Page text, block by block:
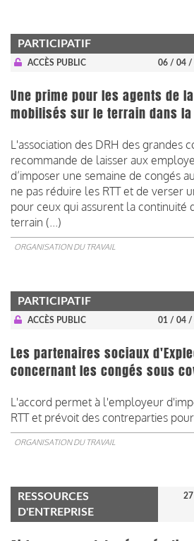
PARTICIPATIF
ACCÈS PUBLIC 06 / 04 /
Une prime pour les agents de
mobilisés sur le terrain dans
L'association des DRH des grandes
recommande de laisser aux
d’imposer une semaine de congés
ne pas réduire les RTT et de verser
pour ceux qui assurent la continuité
terrain (...)
ORGANISATION DU TRAVAIL
PARTICIPATIF
ACCÈS PUBLIC 01 / 04 /
Les partenaires sociaux
concernant les congés sous
L'accord permet à l'employeur
RTT et prévoit des contreparties
ORGANISATION DU TRAVAIL
RESSOURCES
D'ENTREPRISE